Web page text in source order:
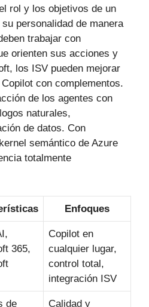
rol y los objetivos de un
personalidad de manera
trabajar con
orienten sus acciones y
los ISV pueden mejorar
con complementos.
de los agentes con
naturales,
de datos. Con
semántico de Azure
totalmente
Enfoques
365,
Copilot en
cualquier lugar,
control total,
integración ISV
de
Calidad y